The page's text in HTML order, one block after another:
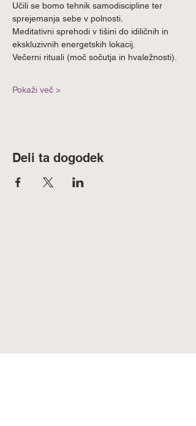
Učili se bomo tehnik samodiscipline ter
sprejemanja sebe v polnosti.
Meditativni sprehodi v tišini do idiličnih in
ekskluzivnih energetskih lokacij.
Večerni rituali (moč sočutja in hvaležnosti).
Pokaži več >
Deli ta dogodek